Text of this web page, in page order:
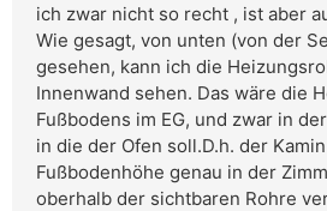
ich zwar nicht so recht , ist aber
Wie gesagt, von unten (von der
gesehen, kann ich die
Innenwand sehen. Das wäre die
Fußbodens im EG, und zwar in
in die der Ofen soll.D.h. der
Fußbodenhöhe genau in der
oberhalb der sichtbaren Rohre